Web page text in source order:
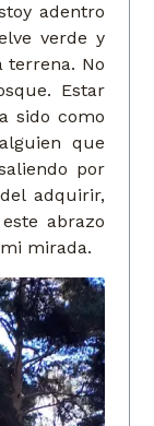
adentro
verde y
terrena. No
Estar
sido como
que
por
adquirir,
abrazo
mirada.